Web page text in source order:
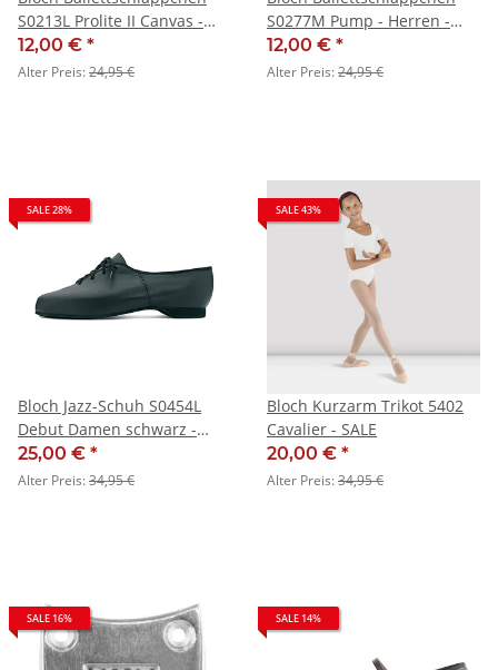
S0213L Prolite II Canvas -
Damen - SALE
12,00 € *
Alter Preis:24,95 €
S0277M Pump - Herren -
SALE
12,00 € *
Alter Preis:24,95 €
SALE 28%
Bloch Jazz-Schuh S0454L
Debut Damen schwarz -
SALE
25,00 € *
Alter Preis:34,95 €
SALE 43%
Bloch Kurzarm Trikot 5402
Cavalier - SALE
20,00 € *
Alter Preis:34,95 €
SALE 16% SALE 14%